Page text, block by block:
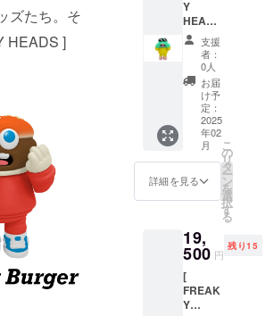
ズたち。そ
HEADS ]
ます。
の進行
状況に
より遅
延する
可能性
があり
ます。
10㎝ ※
画像は
イメー
ジで
す。実
際の商
品とは
デザイ
ン、色
味、仕
様が異
なる場
合があ
ンの提
供時期
は制作
の進行
状況に
より遅
Y
HEADS
1st
color T･
ソフビ[
FREAK
HEADS
]の「T･
T」1st
colorで
す。 全
高 : 約
15㎝ 横
10㎝ ※
画像は
イメー
ジで
す。実
際の商
支援
者：
0人
お届
け予
定：
2025
年02
月
詳細を見る
こ
の
リ
タ
ー
ン
を
選
択
す
る
19,
500 円
残り15
[
FREAK
Y